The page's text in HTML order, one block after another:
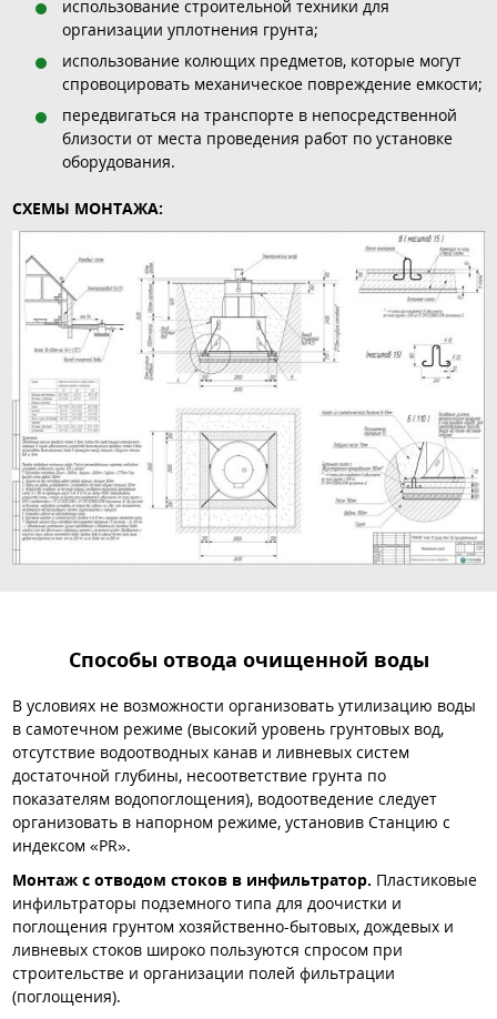
использование строительной техники для
организации уплотнения грунта;
использование колющих предметов, которые могут
спровоцировать механическое повреждение емкости;
передвигаться на транспорте в непосредственной
близости от места проведения работ по установке
оборудования.
СХЕМЫ МОНТАЖА:
Способы отвода очищенной воды
В условиях не возможности организовать утилизацию воды
в самотечном режиме (высокий уровень грунтовых вод,
отсутствие водоотводных канав и ливневых систем
достаточной глубины, несоответствие грунта по
показателям водопоглощения), водоотведение следует
организовать в напорном режиме, установив Станцию с
индексом «PR».
Монтаж с отводом стоков в инфильтратор. Пластиковые
инфильтраторы подземного типа для доочистки и
поглощения грунтом хозяйственно-бытовых, дождевых и
ливневых стоков широко пользуются спросом при
строительстве и организации полей фильтрации
(поглощения).